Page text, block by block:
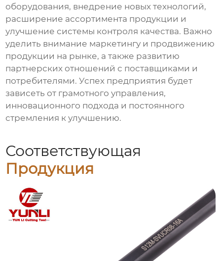
оборудования, внедрение новых технологий,
расширение ассортимента продукции и
улучшение системы контроля качества. Важно
уделить внимание маркетингу и продвижению
продукции на рынке, а также развитию
партнерских отношений с поставщиками и
потребителями. Успех предприятия будет
зависеть от грамотного управления,
инновационного подхода и постоянного
стремления к улучшению.
Соответствующая
Продукция